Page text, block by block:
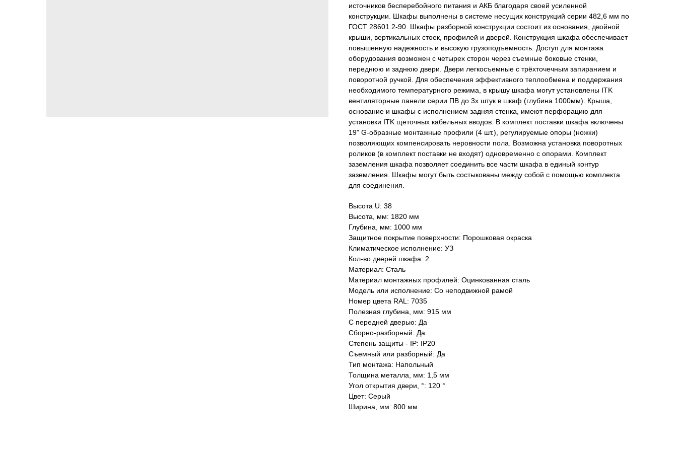
источников бесперебойного питания и АКБ благодаря своей усиленной
конструкции. Шкафы выполнены в системе несущих конструкций серии 482,6 мм по
ГОСТ 28601.2-90. Шкафы разборной конструкции состоит из основания, двойной
крыши, вертикальных стоек, профилей и дверей. Конструкция шкафа обеспечивает
повышенную надежность и высокую грузоподъемность. Доступ для монтажа
оборудования возможен с четырех сторон через съемные боковые стенки,
переднюю и заднюю двери. Двери легкосъемные с трёхточечным запиранием и
поворотной ручкой. Для обеспечения эффективного теплообмена и поддержания
необходимого температурного режима, в крышу шкафа могут установлены ITK
вентиляторные панели серии ПВ до 3х штук в шкаф (глубина 1000мм). Крыша,
основание и шкафы с исполнением задняя стенка, имеют перфорацию для
установки ITK щеточных кабельных вводов. В комплект поставки шкафа включены
19" G-образные монтажные профили (4 шт.), регулируемые опоры (ножки)
позволяющих компенсировать неровности пола. Возможна установка поворотных
роликов (в комплект поставки не входят) одновременно с опорами. Комплект
заземления шкафа позволяет соединить все части шкафа в единый контур
заземления. Шкафы могут быть состыкованы между собой с помощью комплекта
для соединения.
Высота U: 38
Высота, мм: 1820 мм
Глубина, мм: 1000 мм
Защитное покрытие поверхности: Порошковая окраска
Климатическое исполнение: УЗ
Кол-во дверей шкафа: 2
Материал: Сталь
Материал монтажных профилей: Оцинкованная сталь
Модель или исполнение: Со неподвижной рамой
Номер цвета RAL: 7035
Полезная глубина, мм: 915 мм
С передней дверью: Да
Сборно-разборный: Да
Степень защиты - IP: IP20
Съемный или разборный: Да
Тип монтажа: Напольный
Толщина металла, мм: 1,5 мм
Угол открытия двери, °: 120 °
Цвет: Серый
Ширина, мм: 800 мм